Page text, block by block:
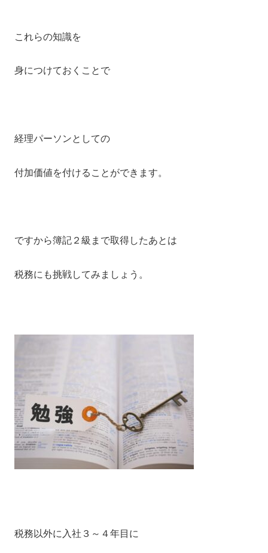
これらの知識を
身につけておくことで
経理パーソンとしての
付加価値を付けることができます。
ですから簿記２級まで取得したあとは
税務にも挑戦してみましょう。
税務以外に入社３～４年目に